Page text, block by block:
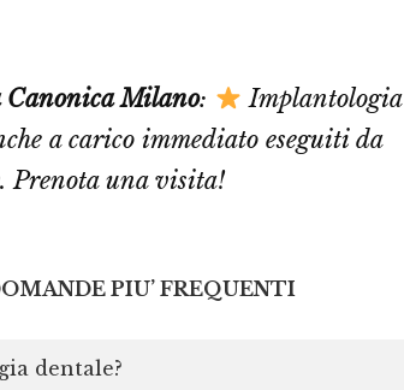
Milano:
Implantologia
a carico immediato eseguiti da
Prenota una visita!
PIU’ FREQUENTI
dentale?